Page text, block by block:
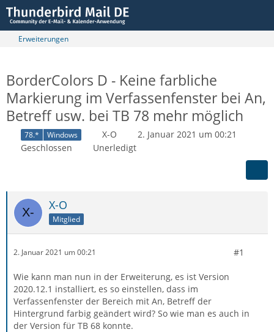
Erweiterungen
BorderColors D - Keine farbliche
Markierung im Verfassenfenster bei An,
Betreff usw. bei TB 78 mehr möglich
78.* Windows X-O
2. Januar 2021 um 00:21
Geschlossen
Unerledigt
X-O
Mitglied
2. Januar 2021 um 00:21 #1
Wie kann man nun in der Erweiterung, es ist Version
2020.12.1 installiert, es so einstellen, dass im
Verfassenfenster der Bereich mit An, Betreff der
Hintergrund farbig geändert wird? So wie man es auch in
der Version für TB 68 konnte.